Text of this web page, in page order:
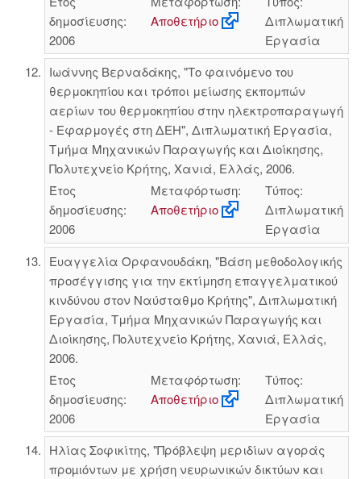
δημοσίευσης:
2006
Αποθετήριο
Διπλωματική
Εργασία
Ιωάννης Βερναδάκης, "Το φαινόμενο του
θερμοκηπίου και τρόποι μείωσης εκπομπών
αερίων του θερμοκηπίου στην ηλεκτροπαραγωγή
- Εφαρμογές στη ΔΕΗ", Διπλωματική Εργασία,
Τμήμα Μηχανικών Παραγωγής και Διοίκησης,
Πολυτεχνείο Κρήτης, Χανιά, Ελλάς, 2006.
Έτος
δημοσίευσης:
2006
Μεταφόρτωση:
Αποθετήριο
Τύπος:
Διπλωματική
Εργασία
Ευαγγελία Ορφανουδάκη, "Βάση μεθοδολογικής
προσέγγισης για την εκτίμηση επαγγελματικού
κινδύνου στον Ναύσταθμο Κρήτης", Διπλωματική
Εργασία, Τμήμα Μηχανικών Παραγωγής και
Διοίκησης, Πολυτεχνείο Κρήτης, Χανιά, Ελλάς,
2006.
Έτος
δημοσίευσης:
2006
Μεταφόρτωση:
Αποθετήριο
Τύπος:
Διπλωματική
Εργασία
Ηλίας Σοφικίτης, "Πρόβλεψη μεριδίων αγοράς
προµιόντων με χρήση νευρωνικών δικτύων και